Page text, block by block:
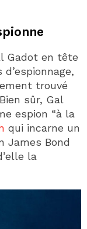
Gadot en tête
trouvé
sûr, Gal
espion “à la
qui incarne un
James Bond
la